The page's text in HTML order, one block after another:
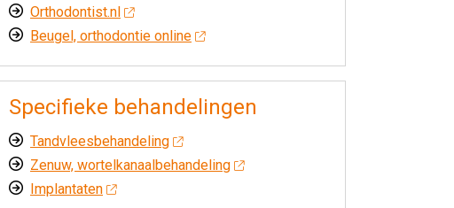
Orthodontist.nl
Beugel, orthodontie online
Specifieke behandelingen
Tandvleesbehandeling
Zenuw, wortelkanaalbehandeling
Implantaten